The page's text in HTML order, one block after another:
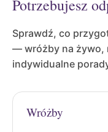
Potrzebujesz
Sprawdź, co
— wróżby na żywo,
indywidualne
Wróżby